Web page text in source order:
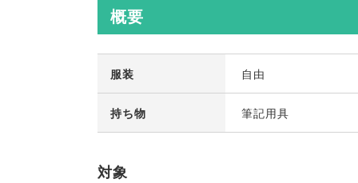
概要
服装 自由
持ち物 筆記用具
対象